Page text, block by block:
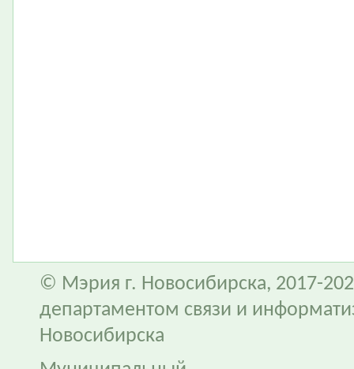
© Мэрия г. Новосибирска, 2017-
департаментом связи и
Новосибирска